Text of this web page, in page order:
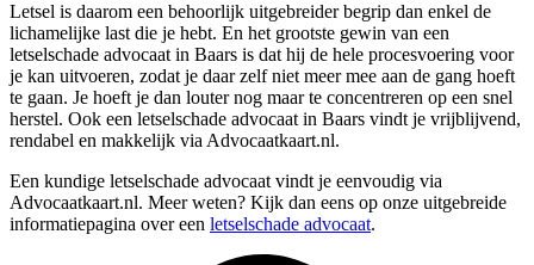
Letsel is daarom een behoorlijk uitgebreider begrip dan enkel de
lichamelijke last die je hebt. En het grootste gewin van een
letselschade advocaat in Baars is dat hij de hele procesvoering voor
je kan uitvoeren, zodat je daar zelf niet meer mee aan de gang hoeft
te gaan. Je hoeft je dan louter nog maar te concentreren op een snel
herstel. Ook een letselschade advocaat in Baars vindt je vrijblijvend,
rendabel en makkelijk via Advocaatkaart.nl.
Een kundige letselschade advocaat vindt je eenvoudig via
Advocaatkaart.nl. Meer weten? Kijk dan eens op onze uitgebreide
informatiepagina over een letselschade advocaat.